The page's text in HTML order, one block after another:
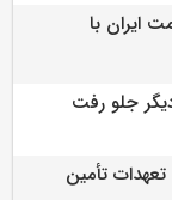
ایران با
جلو رفت
تعهدات تأمین